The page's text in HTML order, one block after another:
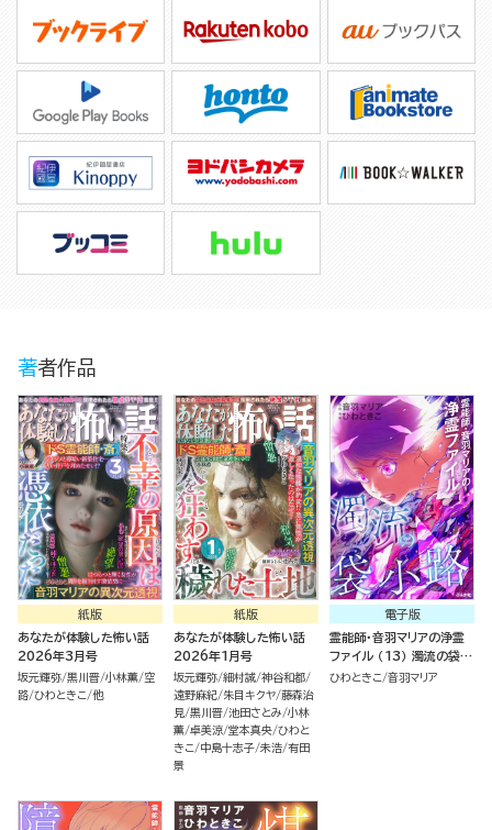
著者作品
紙版
あなたが体験した怖い話
2026年3月号
坂元輝弥 黒川晋 小林薫 空
路 ひわときこ 他
紙版
あなたが体験した怖い話
2026年1月号
坂元輝弥 細村誠 神谷和都
遠野麻紀 朱目キクヤ 藤森治
見 黒川晋 池田さとみ 小林
薫 卓美涼 堂本真央 ひわと
きこ
中島十志子 未浩 有田
景
電子版
霊能師・音羽マリアの浄霊
ファイル （13） 濁流の袋小
路
ひわときこ 音羽マリア